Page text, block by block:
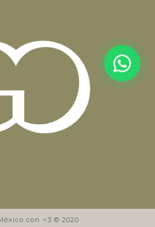
con <3 © 2020